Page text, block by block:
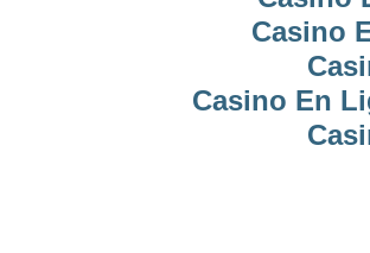
Casino
Casino En